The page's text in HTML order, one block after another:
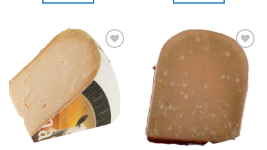
Zet in
mijn
favorieten
Zet in
favorieten